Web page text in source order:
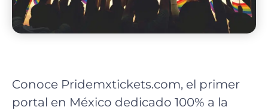
Conoce Pridemxtickets.com, el primer
portal en México dedicado 100% a la